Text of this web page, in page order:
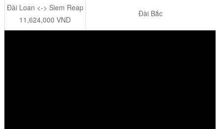
Đài Loan <-> Siem Reap
11,624,000 VND
Đài Bắc